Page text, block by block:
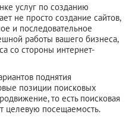
услуг по созданию
не просто создание сайтов,
и последовательное
работы вашего бизнеса,
со стороны интернет-
поднятия
позиции поисковых
то есть поисковая
целевую посещаемость.